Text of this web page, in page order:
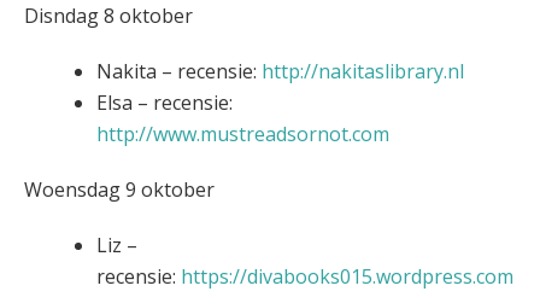
Disndag 8 oktober
Nakita – recensie: http://nakitaslibrary.nl
Elsa – recensie:
http://www.mustreadsornot.com
Woensdag 9 oktober
Liz –
recensie: https://divabooks015.wordpress.com